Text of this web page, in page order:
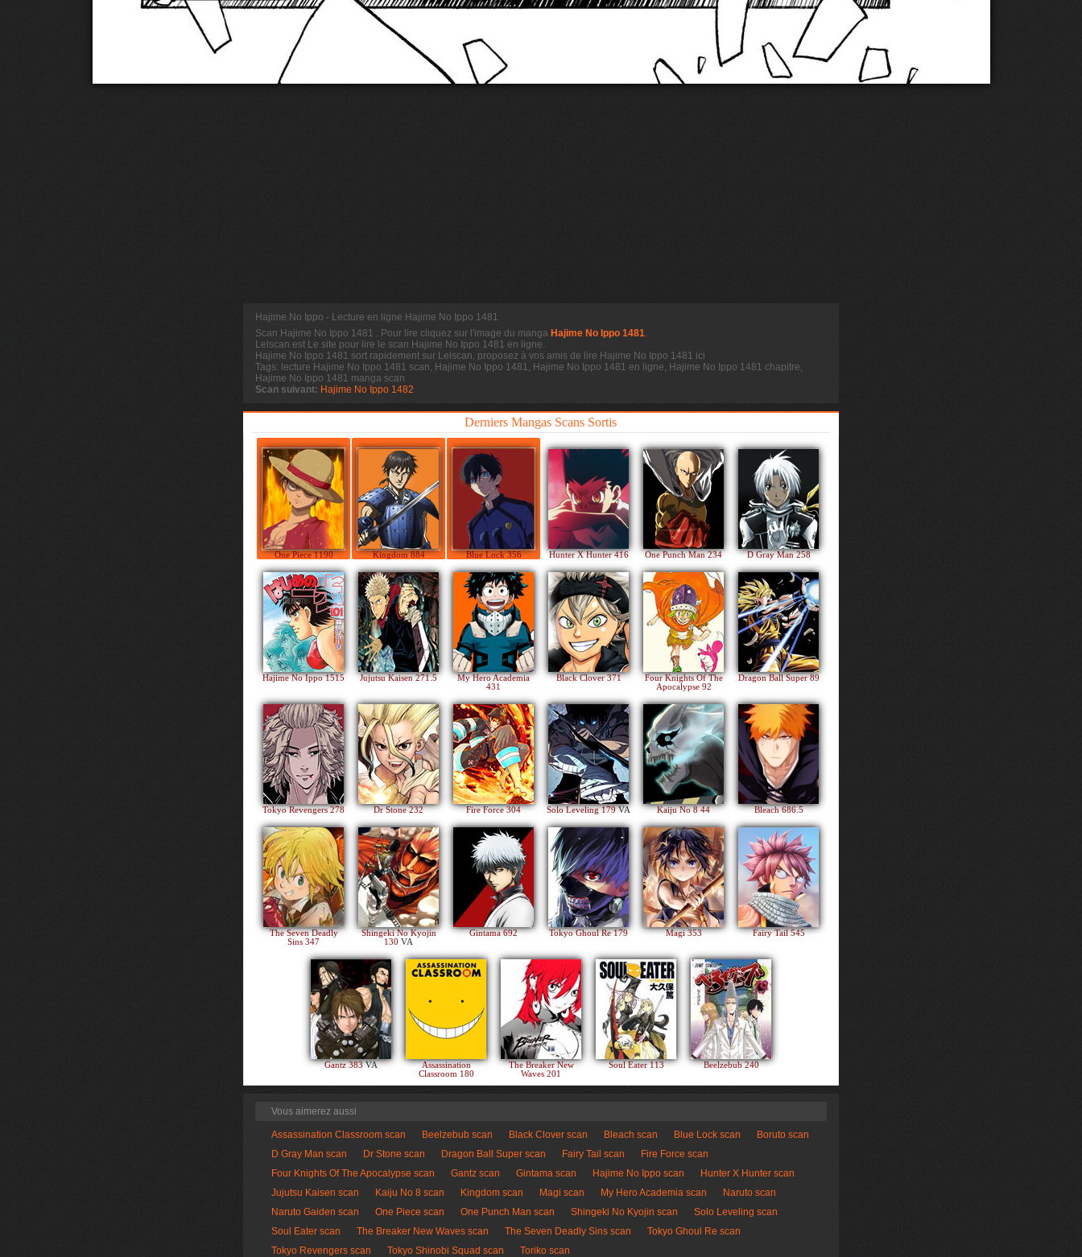
Hajime No Ippo - Lecture en ligne Hajime No Ippo 1481
Scan Hajime No Ippo 1481 . Pour lire cliquez sur l'image du manga Hajime No Ippo 1481.
Lelscan est Le site pour lire le scan Hajime No Ippo 1481 en ligne.
Hajime No Ippo 1481 sort rapidement sur Lelscan, proposez à vos amis de lire Hajime No Ippo 1481 ici
Tags: lecture Hajime No Ippo 1481 scan, Hajime No Ippo 1481, Hajime No Ippo 1481 en ligne, Hajime No Ippo 1481 chapitre,
Hajime No Ippo 1481 manga scan
Scan suivant: Hajime No Ippo 1482
Derniers Mangas Scans Sortis
One Piece 1190 Kingdom 884 Blue Lock 356 Hunter X Hunter 416 One Punch Man 234 D Gray Man 258
Hajime No Ippo 1515 Jujutsu Kaisen 271.5
My Hero Academia
431
Black Clover 371
Four Knights Of The
Apocalypse 92
Dragon Ball Super 89
Tokyo Revengers 278 Dr Stone 232 Fire Force 304 Solo Leveling 179VA Kaiju No 8 44 Bleach 686.5
The Seven Deadly
Sins 347
Shingeki No Kyojin
130 VA
Gintama 692 Tokyo Ghoul Re 179 Magi 353 Fairy Tail 545
Gantz 383VA
Assassination
Classroom 180
The Breaker New
Waves 201
Soul Eater 113 Beelzebub 240
Vous aimerez aussi
Assassination Classroom scan Beelzebub scan Black Clover scan Bleach scan Blue Lock scan
Boruto scan
D Gray Man scan
Dr Stone scan Dragon Ball Super scan Fairy Tail scan
Fire Force scan
Four Knights Of The Apocalypse scan
Gantz scan Gintama scan Hajime No Ippo scan
Hunter X Hunter scan
Jujutsu Kaisen scan
Kaiju No 8 scan Kingdom scan Magi scan My Hero Academia scan
Naruto scan
Naruto Gaiden scan
One Piece scan One Punch Man scan Shingeki No Kyojin scan
Solo Leveling scan
Soul Eater scan
The Breaker New Waves scan The Seven Deadly Sins scan
Tokyo Ghoul Re scan
Tokyo Revengers scan
Tokyo Shinobi Squad scan Toriko scan